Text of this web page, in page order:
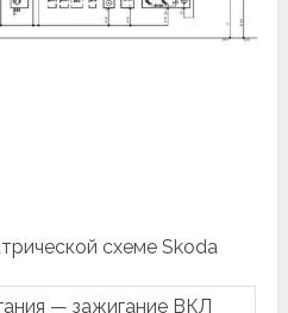
схеме Skoda
— зажигание ВКЛ